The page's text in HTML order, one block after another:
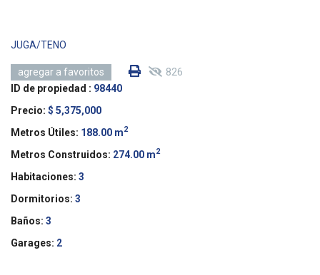
JUGA/TENO
agregar a favoritos 826
ID de propiedad : 98440
Precio: $ 5,375,000
Metros Útiles: 188.00 m2
Metros Construidos: 274.00 m2
Habitaciones: 3
Dormitorios: 3
Baños: 3
Garages: 2